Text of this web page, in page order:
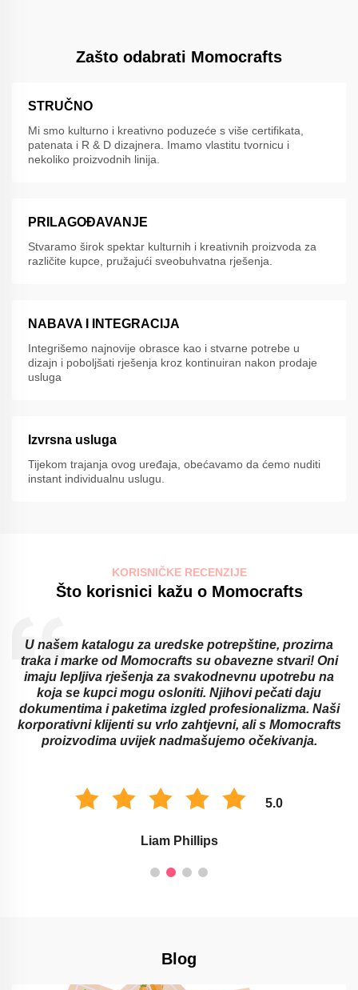
Zašto odabrati Momocrafts
STRUČNO
Mi smo kulturno i kreativno poduzeće s više certifikata,
patenata i R & D dizajnera. Imamo vlastitu tvornicu i
nekoliko proizvodnih linija.
PRILAGOĐAVANJE
Stvaramo širok spektar kulturnih i kreativnih proizvoda za
različite kupce, pružajući sveobuhvatna rješenja.
NABAVA I INTEGRACIJA
Integrišemo najnovije obrasce kao i stvarne potrebe u
dizajn i poboljšati rješenja kroz kontinuiran nakon prodaje
usluga
Izvrsna usluga
Tijekom trajanja ovog uređaja, obećavamo da ćemo nuditi
instant individualnu uslugu.
KORISNIČKE RECENZIJE
Što korisnici kažu o Momocrafts
U našem katalogu za uredske potrepštine, prozirna
traka i marke od Momocrafts su obavezne stvari! Oni
imaju lepljiva rješenja za svakodnevnu upotrebu na
koja se kupci mogu osloniti. Njihovi pečati daju
dokumentima i paketima izgled profesionalizma. Naši
korporativni klijenti su vrlo zahtjevni, ali s Momocrafts
proizvodima uvijek nadmašujemo očekivanja.
5.0
Liam Phillips
Blog